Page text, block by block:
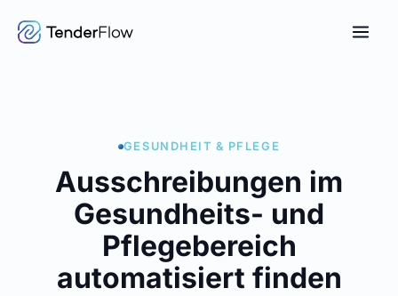
GESUNDHEIT & PFLEGE
Ausschreibungen im
Gesundheits- und
Pflegebereich
automatisiert finden